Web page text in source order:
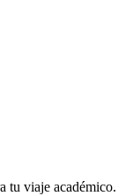
tu viaje académico.